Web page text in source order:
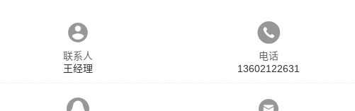
联系人
王经理
电话
13602122631